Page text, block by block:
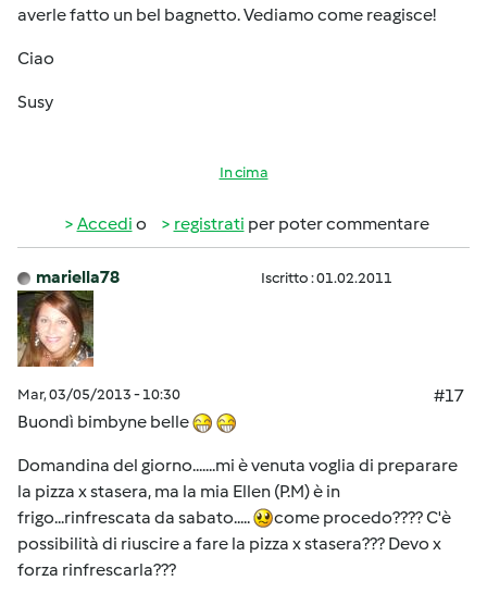
averle fatto un bel bagnetto. Vediamo come reagisce!
Ciao
Susy
In cima
Accedi o registrati per poter commentare
mariella78 Iscritto : 01.02.2011
Mar, 03/05/2013 - 10:30
#17
Buondì bimbyne belle
Domandina del giorno.......mi è venuta voglia di preparare
la pizza x stasera, ma la mia Ellen (P.M) è in
frigo...rinfrescata da sabato.....
come procedo???? C'è
possibilità di riuscire a fare la pizza x stasera??? Devo x
forza rinfrescarla???